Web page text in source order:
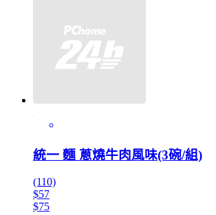
統一 麵 蔥燒牛肉風味(3碗/組)
(110)
$57
$75